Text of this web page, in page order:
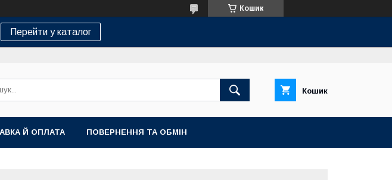
Кошик
Перейти у каталог
Кошик
Й ОПЛАТА ПОВЕРНЕННЯ ТА ОБМІН